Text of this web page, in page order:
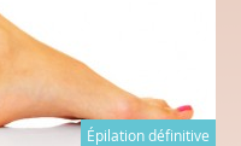
Épilation définitive